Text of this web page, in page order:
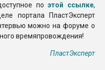
поэтой ссылке,
портала ПластЭксперт
можно на форуме о
времяпровождения!
ПластЭксперт